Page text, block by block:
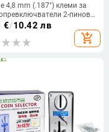
4,8 mm (.187") клеми за
2-пинови
към 5-пинови кабели за
на снопове за
за шкафове Jamma
€/10.42 лв
add_shopping_cart